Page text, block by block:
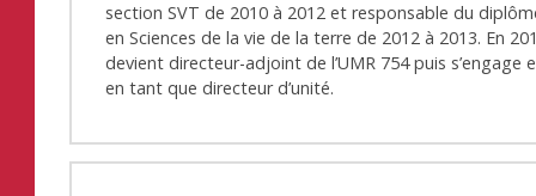
section SVT de 2010 à 2012 et responsable du
en Sciences de la vie de la terre de 2012 à 2013. En
devient directeur-adjoint de l’UMR 754 puis s’engage
en tant que directeur d’unité.